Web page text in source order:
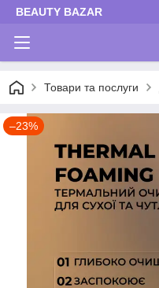
BEAUTY BAZAR
Товари та послуги
–23%